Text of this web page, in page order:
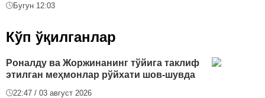
Бугун 12:03
Кўп ўқилганлар
Роналду ва Жоржинанинг тўйига таклиф
этилган меҳмонлар рўйхати шов-шувда
22:47 / 03 август 2026